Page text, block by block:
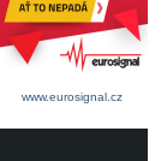
www.eurosignal.cz